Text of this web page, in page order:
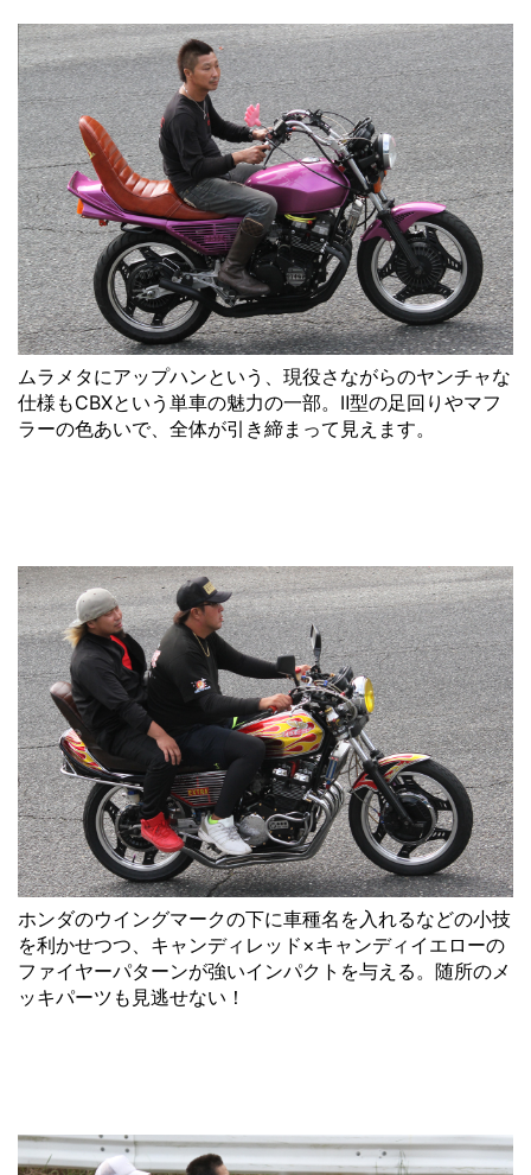
ムラメタにアップハンという、現役さながらのヤンチャな
仕様もCBXという単車の魅力の一部。Ⅱ型の足回りやマフ
ラーの色あいで、全体が引き締まって見えます。
ホンダのウイングマークの下に車種名を入れるなどの小技
を利かせつつ、キャンディレッド×キャンディイエローの
ファイヤーパターンが強いインパクトを与える。随所のメ
ッキパーツも見逃せない！